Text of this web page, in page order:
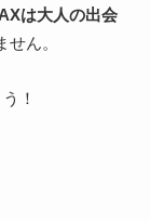
は大人の出会
ん。
！